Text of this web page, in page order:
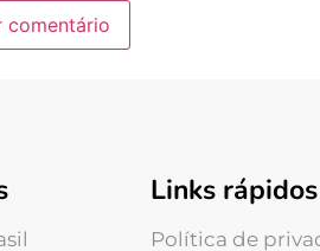
Links rápidos
Política de